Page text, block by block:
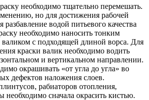
необходимо тщательно перемешать.
но для достижения рабочей
разбавление водой питьевого качества
необходимо наносить тонким
с подходящей длиной ворса. Для
краски валик необходимо водить
и вертикальном направлении.
окрашивать «от угла до угла» во
дефектов наложения слоев.
рабиаторов отопления,
необходимо сначала окрасить кистью.